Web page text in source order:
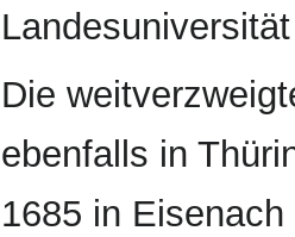
Die
ebenfalls in
1685 in